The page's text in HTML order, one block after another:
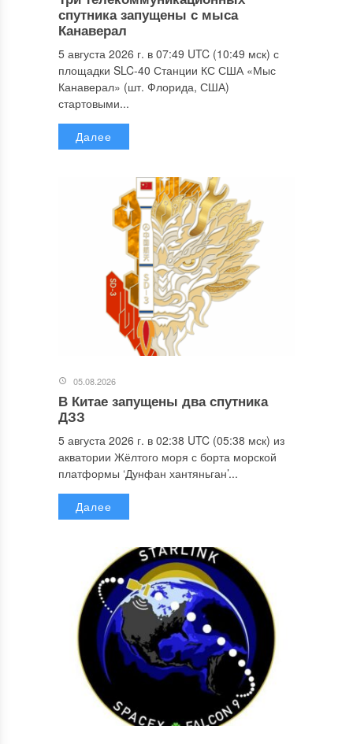
спутника запущены с мыса
Канаверал
5 августа 2026 г. в 07:49 UTC (10:49 мск) с
площадки SLC-40 Станции КС США «Мыс
Канаверал» (шт. Флорида, США)
стартовыми...
Далее
05.08.2026
В Китае запущены два спутника
ДЗЗ
5 августа 2026 г. в 02:38 UTC (05:38 мск) из
акватории Жёлтого моря с борта морской
платформы ‘Дунфан хантяньган’...
Далее